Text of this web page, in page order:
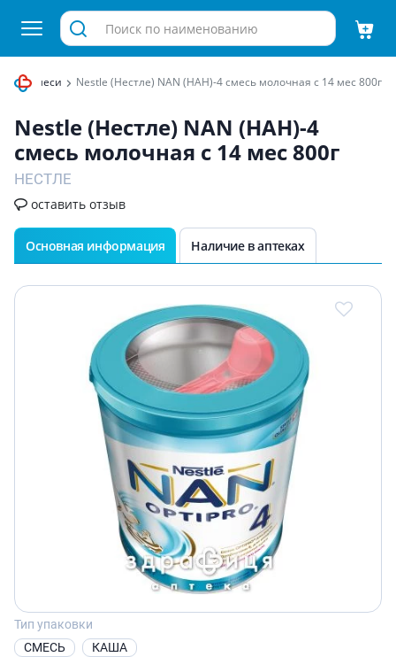
смеси Nestle (Нестле) NAN (НАН)-4 смесь молочная с 14 мес 800г
Nestle (Нестле) NAN (НАН)-4
смесь молочная с 14 мес 800г
НЕСТЛЕ
оставить отзыв
Основная информация Наличие в аптеках
Тип упаковки
СМЕСЬ
КАША